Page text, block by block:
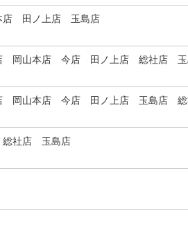
店 田ノ上店 玉島店
岡山本店 今店 田ノ上店 総社店 玉
岡山本店 今店 田ノ上店 玉島店 総
社店 玉島店